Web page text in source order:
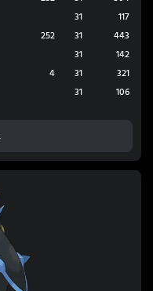
31
117
252 31
443
31
142
4 31
321
31 106